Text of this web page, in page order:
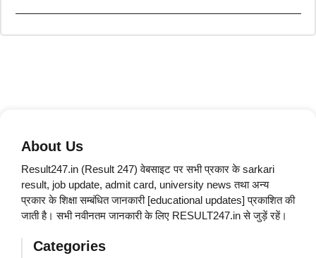
About Us
Result247.in (Result 247) वेबसाइट पर सभी प्रकार के sarkari
result, job update, admit card, university news तथा अन्य
प्रकार के शिक्षा सम्बंधित जानकारी [educational updates] प्रकाशित की
जाती है। सभी नवीनतम जानकारी के लिए RESULT247.in से जुड़ें रहें।
Categories